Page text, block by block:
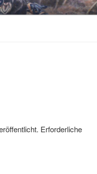
BOLD
Erforderliche